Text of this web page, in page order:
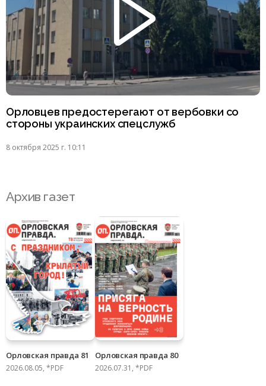
Орловцев предостерегают от вербовки со
стороны украинских спецслужб
8 октября 2025 г. 10:11
Архив газет
Орловская правда 81
2026.08.05, *PDF
Орловская правда 80
2026.07.31, *PDF